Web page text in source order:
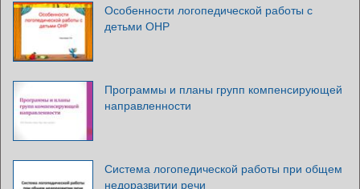
Особенности логопедической работы с
детьми ОНР
Программы и планы групп компенсирующей
направленности
Система логопедической работы при общем
недоразвитии речи